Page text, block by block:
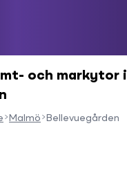
och markytor i
Malmö Bellevuegården